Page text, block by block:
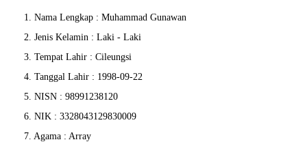
1. Nama Lengkap : Muhammad Gunawan
2. Jenis Kelamin : Laki - Laki
3. Tempat Lahir : Cileungsi
4. Tanggal Lahir : 1998-09-22
5. NISN : 98991238120
6. NIK : 3328043129830009
7. Agama : Array